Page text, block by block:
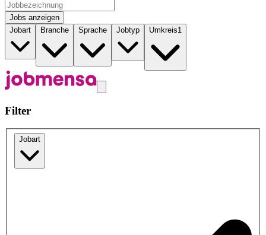
Jobs anzeigen
Jobart
Branche Sprache Jobtyp Umkreis1
Filter
Jobart